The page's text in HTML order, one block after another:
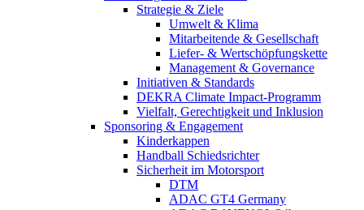
Strategie & Ziele
Umwelt & Klima
Mitarbeitende & Gesellschaft
Liefer- & Wertschöpfungskette
Management & Governance
Initiativen & Standards
DEKRA Climate Impact-Programm
Vielfalt, Gerechtigkeit und Inklusion​
Sponsoring & Engagement
Kinderkappen
Handball Schiedsrichter
Sicherheit im Motorsport
DTM
ADAC GT4 Germany